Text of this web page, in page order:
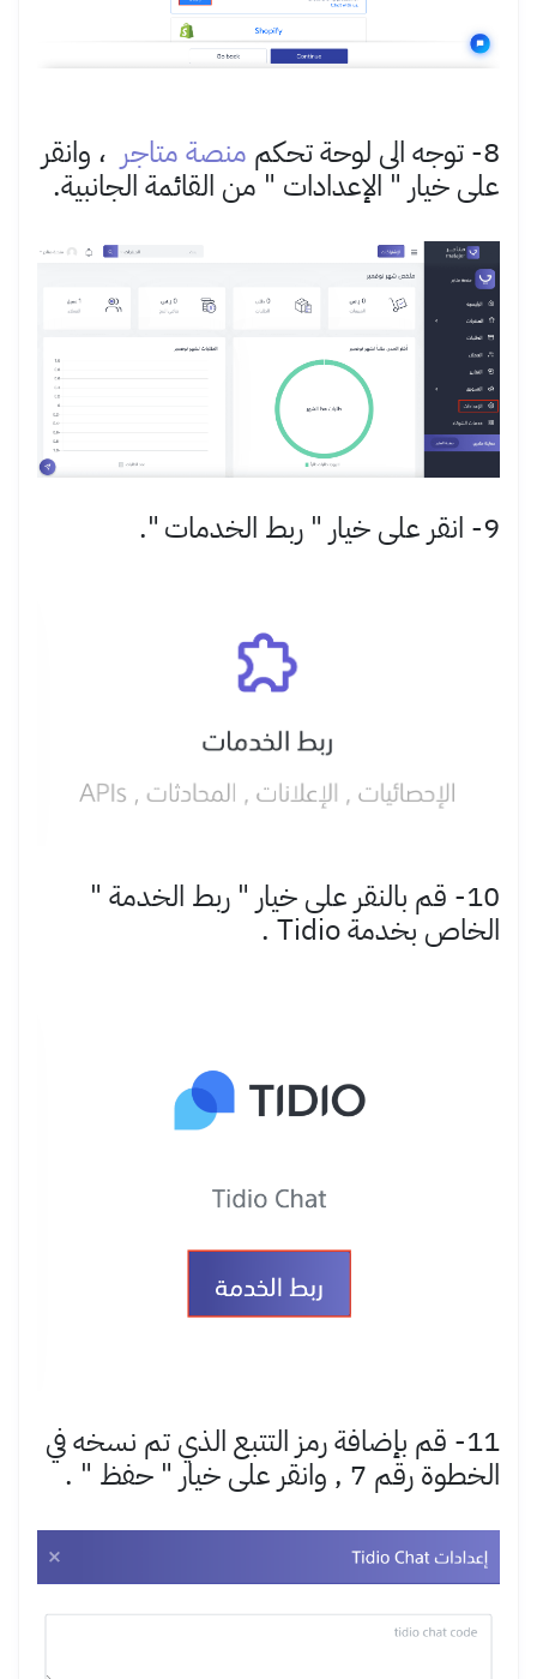
8- توجه الى لوحة تحكم منصة متاجر ، وانقر
على خيار " الإعدادات " من القائمة الجانبية.
9- انقر على خيار " ربط الخدمات ".
10- قم بالنقر على خيار " ربط الخدمة "
الخاص بخدمة Tidio .
11- قم بإضافة رمز التتبع الذي تم نسخه في
الخطوة رقم 7 , وانقر على خيار " حفظ " .